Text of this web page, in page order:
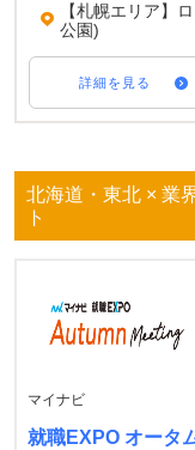
【札幌エリア】
公園)
詳細を見る
北海道・東北 × 業
ト
マイナビ
就職EXPO オータ